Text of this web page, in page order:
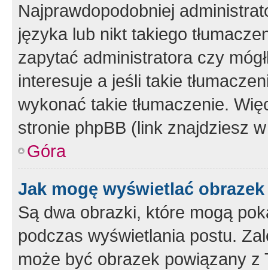
Najprawdopodobniej
języka lub nikt takiego
zapytać administratora czy
interesuje a jeśli takie
wykonać takie tłumaczenie.
stronie phpBB (link znajdziesz
Góra
Jak mogę wyświetlać
Są dwa obrazki, które mogą
podczas wyświetlania postu.
może być obrazek powiązany z